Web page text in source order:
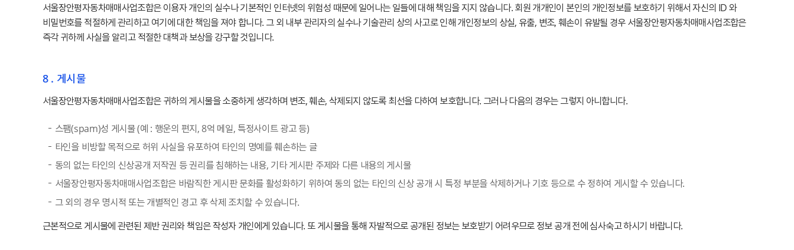
서울장안평자동차매매사업조합은 이용자 개인의 실수나 기본적인 인터넷의 위험성 때문에 일어나는 일들에 대해 책임을 지지 않습니다. 회원 개개인이 본인의 개인정보를 보호하기 위해서 자신의 ID 와
비밀번호를 적절하게 관리하고 여기에 대한 책임을 져야 합니다. 그 외 내부 관리자의 실수나 기술관리 상의 사고로 인해 개인정보의 상실, 유출, 변조, 훼손이 유발될 경우 서울장안평자동차매매사업조합은
즉각 귀하께 사실을 알리고 적절한 대책과 보상을 강구할 것입니다.
8 . 게시물
서울장안평자동차매매사업조합은 귀하의 게시물을 소중하게 생각하며 변조, 훼손, 삭제되지 않도록 최선을 다하여 보호합니다. 그러나 다음의 경우는 그렇지 아니합니다.
스팸(spam)성 게시물 (예 : 행운의 편지, 8억 메일, 특정사이트 광고 등)
타인을 비방할 목적으로 허위 사실을 유포하여 타인의 명예를 훼손하는 글
동의 없는 타인의 신상공개 저작권 등 권리를 침해하는 내용, 기타 게시판 주제와 다른 내용의 게시물
서울장안평자동차매매사업조합은 바람직한 게시판 문화를 활성화하기 위하여 동의 없는 타인의 신상 공개 시 특정 부분을 삭제하거나 기호 등으로 수 정하여 게시할 수 있습니다.
그 외의 경우 명시적 또는 개별적인 경고 후 삭제 조치할 수 있습니다.
근본적으로 게시물에 관련된 제반 권리와 책임은 작성자 개인에게 있습니다. 또 게시물을 통해 자발적으로 공개된 정보는 보호받기 어려우므로 정보 공개 전에 심사숙고 하시기 바랍니다.